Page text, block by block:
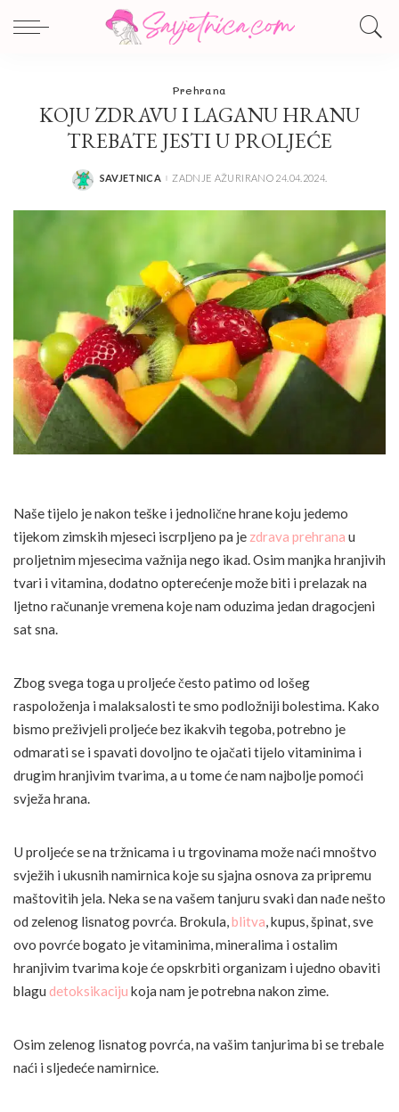
Prehrana
KOJU ZDRAVU I LAGANU HRANU
TREBATE JESTI U PROLJEĆE
POSTED
SAVJETNICA ZADNJE AŽURIRANO 24.04.2024.
Naše tijelo je nakon teške i jednolične hrane koju jedemo
tijekom zimskih mjeseci iscrpljeno pa je zdrava prehrana u
proljetnim mjesecima važnija nego ikad. Osim manjka hranjivih
tvari i vitamina, dodatno opterećenje može biti i prelazak na
ljetno računanje vremena koje nam oduzima jedan dragocjeni
sat sna.
Zbog svega toga u proljeće često patimo od lošeg
raspoloženja i malaksalosti te smo podložniji bolestima. Kako
bismo preživjeli proljeće bez ikakvih tegoba, potrebno je
odmarati se i spavati dovoljno te ojačati tijelo vitaminima i
drugim hranjivim tvarima, a u tome će nam najbolje pomoći
svježa hrana.
U proljeće se na tržnicama i u trgovinama može naći mnoštvo
svježih i ukusnih namirnica koje su sjajna osnova za pripremu
maštovitih jela. Neka se na vašem tanjuru svaki dan nađe nešto
od zelenog lisnatog povrća. Brokula,blitva, kupus, špinat, sve
ovo povrće bogato je vitaminima, mineralima i ostalim
hranjivim tvarima koje će opskrbiti organizam i ujedno obaviti
blagu detoksikaciju koja nam je potrebna nakon zime.
Osim zelenog lisnatog povrća, na vašim tanjurima bi se trebale
naći i sljedeće namirnice.